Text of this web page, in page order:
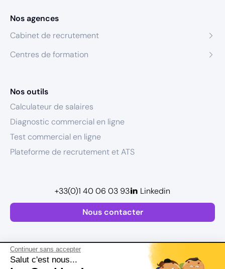
Continuer sans accepter
Salut c'est nous...
Nos agences
Cabinet de recrutement
Centres de formation
Nos outils
Calculateur de salaires
Diagnostic commercial en ligne
Test commercial en ligne
Plateforme de recrutement et ATS
Nous contacter
+33(0)1 40 06 03 93 Linkedin